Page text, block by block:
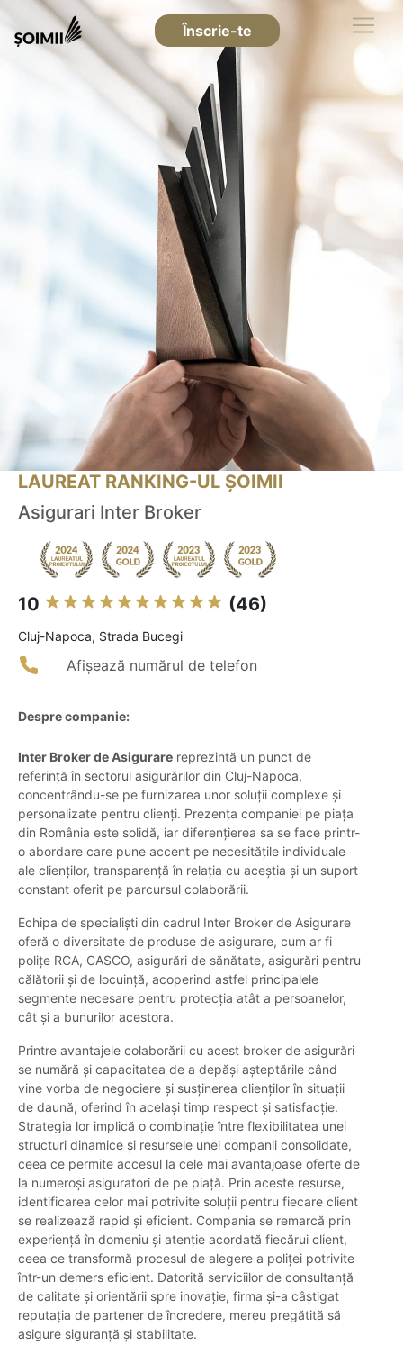
Înscrie-te
LAUREAT RANKING-UL ȘOIMII
Asigurari Inter Broker
10 (46)
Cluj-Napoca, Strada Bucegi
Afișează numărul de telefon
Despre companie:
Inter Broker de Asigurare reprezintă un punct de
referință în sectorul asigurărilor din Cluj-Napoca,
concentrându-se pe furnizarea unor soluții complexe și
personalizate pentru clienți. Prezența companiei pe piața
din România este solidă, iar diferențierea sa se face printr-
o abordare care pune accent pe necesitățile individuale
ale clienților, transparență în relația cu aceștia și un suport
constant oferit pe parcursul colaborării.
Echipa de specialiști din cadrul Inter Broker de Asigurare
oferă o diversitate de produse de asigurare, cum ar fi
polițe RCA, CASCO, asigurări de sănătate, asigurări pentru
călătorii și de locuință, acoperind astfel principalele
segmente necesare pentru protecția atât a persoanelor,
cât și a bunurilor acestora.
Printre avantajele colaborării cu acest broker de asigurări
se numără și capacitatea de a depăși așteptările când
vine vorba de negociere și susținerea clienților în situații
de daună, oferind în același timp respect și satisfacție.
Strategia lor implică o combinație între flexibilitatea unei
structuri dinamice și resursele unei companii consolidate,
ceea ce permite accesul la cele mai avantajoase oferte de
la numeroși asiguratori de pe piață. Prin aceste resurse,
identificarea celor mai potrivite soluții pentru fiecare client
se realizează rapid și eficient. Compania se remarcă prin
experiență în domeniu și atenție acordată fiecărui client,
ceea ce transformă procesul de alegere a poliței potrivite
într-un demers eficient. Datorită serviciilor de consultanță
de calitate și orientării spre inovație, firma și-a câștigat
reputația de partener de încredere, mereu pregătită să
asigure siguranță și stabilitate.